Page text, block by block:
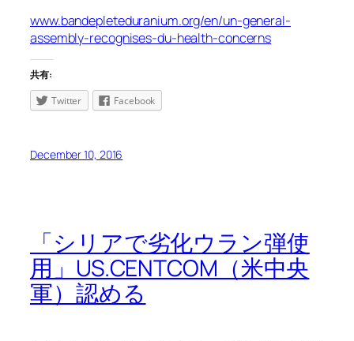
www.bandepleteduranium.org/en/un-general-
assembly-recognises-du-health-concerns
共有:
Twitter
Facebook
December 10, 2016
「シリアで劣化ウラン弾使
用」US.CENTCOM（米中央
軍）認める